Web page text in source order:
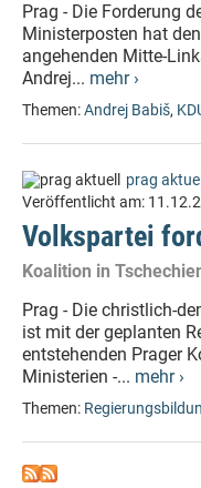
Prag - Die Forderung
Ministerposten hat
angehenden Mitte-
Andrej... mehr ›
Themen:Andrej Babiš,
prag aktuell
Veröffentlicht am:
Volkspartei
Koalition in
Prag - Die christlich-
ist mit der geplanten
entstehenden Prager
Ministerien -... mehr ›
Themen: